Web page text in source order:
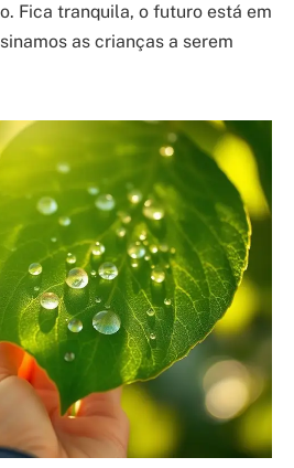
Fica tranquila, o futuro está em
as crianças a serem